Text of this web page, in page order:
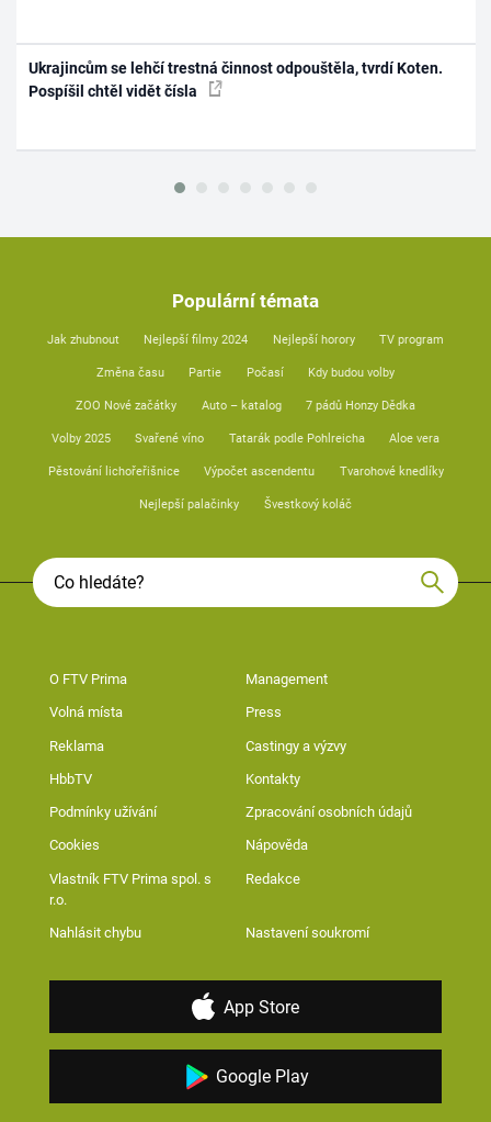
Ukrajincům se lehčí trestná činnost odpouštěla, tvrdí Koten.
Pospíšil chtěl vidět čísla
Populární témata
Jak zhubnout Nejlepší filmy 2024 Nejlepší horory TV program
Změna času Partie Počasí Kdy budou volby
ZOO Nové začátky Auto – katalog 7 pádů Honzy Dědka
Volby 2025 Svařené víno Tatarák podle Pohlreicha Aloe vera
Pěstování lichořeřišnice Výpočet ascendentu Tvarohové knedlíky
Nejlepší palačinky Švestkový koláč
O FTV Prima Management
Volná místa Press
Reklama Castingy a výzvy
HbbTV Kontakty
Podmínky užívání Zpracování osobních údajů
Cookies Nápověda
Vlastník FTV Prima spol. s
r.o.
Redakce
Nahlásit chybu Nastavení soukromí
App Store
Google Play